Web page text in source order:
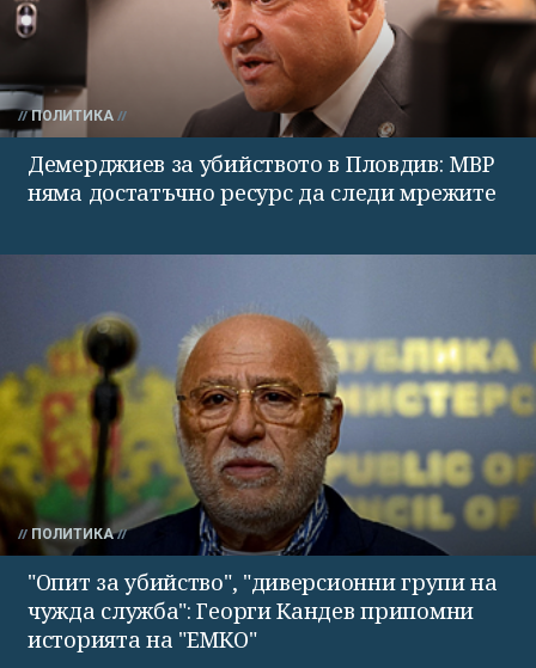
ПОЛИТИКА
Демерджиев за убийството в Пловдив: МВР
няма достатъчно ресурс да следи мрежите
ПОЛИТИКА
"Опит за убийство", "диверсионни групи на
чужда служба": Георги Кандев припомни
историята на "ЕМКО"